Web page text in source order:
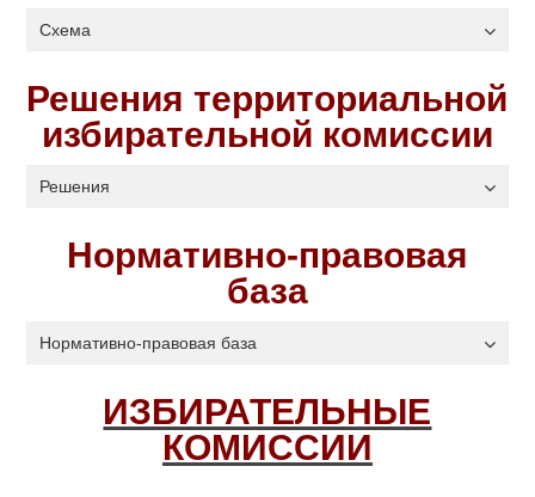
Схема
Решения территориальной
избирательной комиссии
Решения
Нормативно-правовая
база
Нормативно-правовая база
ИЗБИРАТЕЛЬНЫЕ
КОМИССИИ